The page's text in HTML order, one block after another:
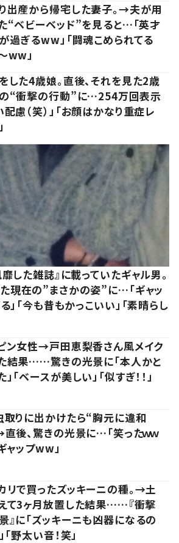
出産から帰宅した妻子。→夫が用
“ベビーベッド”を見ると…「英才
過ぎるww」「闘魂こめられてる
ww」
した4歳娘。直後、それを見た2歳
“衝撃の行動”に…254万回表示
配慮（笑）」「お顔はかなり重症レ
した雑誌』に載っていたギャル男。
現在の”まさかの姿”に…「ギャッ
る」「今も昔もかっこいい」「素晴らし
ン女性→戸田恵梨香さん風メイク
結果……驚きの光景に「本人かと
「ベースが美しい」「似すぎ！！」
取りに出かけたら“胸元に違和
後、驚きの光景に…「笑ったｗｗ
ャップww」
リで買ったズッキーニの種。→土
て3ヶ月放置した結果……『衝撃
』に「ズッキーニも凶器になるの
「野太い音！笑」